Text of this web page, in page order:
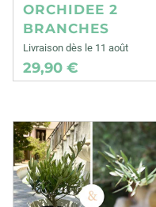
ORCHIDEE 2
BRANCHES
Livraison dès le 11 août
29,90 €